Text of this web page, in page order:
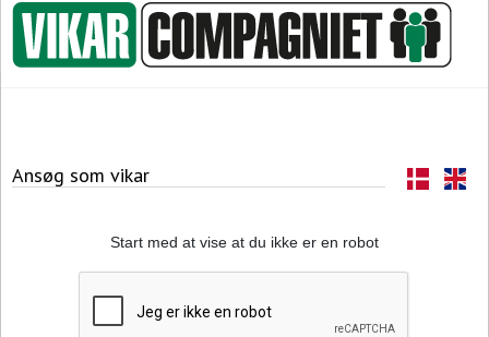
Ansøg som vikar
Start med at vise at du ikke er en robot